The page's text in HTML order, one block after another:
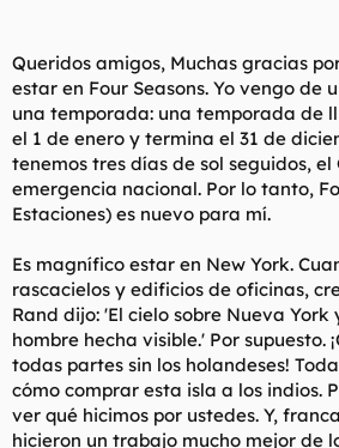
Queridos amigos, Muchas gracias
estar en Four Seasons. Yo vengo de
una temporada: una temporada de
el 1 de enero y termina el 31 de
tenemos tres días de sol seguidos,
emergencia nacional. Por lo tanto,
Estaciones) es nuevo para mí.
Es magnífico estar en New York.
rascacielos y edificios de oficinas,
Rand dijo: 'El cielo sobre Nueva
hombre hecha visible.' Por supuesto.
todas partes sin los holandeses!
cómo comprar esta isla a los indios.
ver qué hicimos por ustedes. Y,
hicieron un trabajo mucho mejor de